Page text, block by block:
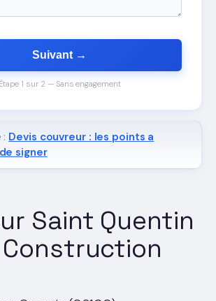
Saint Quentin
Construction
Suivant →
Étape 1 sur 2 — Sans engagement
Devis couvreur : les points a
signer